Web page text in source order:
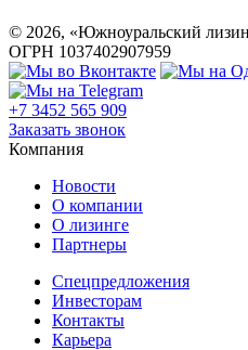
© 2026, «Южноуральский
ОГРН 1037402907959
+7 3452 565 909
Заказать звонок
Компания
Новости
О компании
О лизинге
Партнеры
Спецпредложения
Инвесторам
Контакты
Карьера